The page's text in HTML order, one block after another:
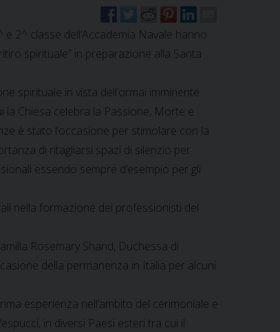
2^ classe dell’Accademia Navale hanno
spirituale” in preparazione alla Santa
spirituale in vista dell’ormai imminente
la Chiesa celebra la Passione, Morte e
è stato l’occasione per stimolare con la
di ritagliarsi spazi di silenzio per
essendo sempre d’esempio per gli
nella formazione dei professionisti del
Rosemary Shand, Duchessa di
della permanenza in Italia per alcuni
esperienza nell’ambito del cerimoniale e
in diversi Paesi esteri tra cui il